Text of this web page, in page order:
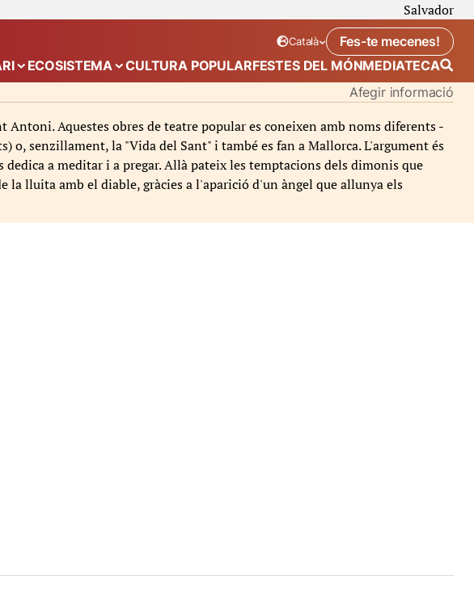
Salvador
Idioma seleccionat:
Català
. Canviar idiomaFes-te mecenes!
Mostra el submenú de “Calendari”
ECOSISTEMA Mostra el submenú de “Ecosistema”
CULTURA POPULARFESTES DEL MÓNMEDIATECA
Afegir informació
Aquestes obres de teatre popular es coneixen amb noms diferents -
o, senzillament, la "Vida del Sant" i també es fan a Mallorca. L'argument és
a meditar i a pregar. Allà pateix les temptacions dels dimonis que
la lluita amb el diable, gràcies a l'aparició d'un àngel que allunya els